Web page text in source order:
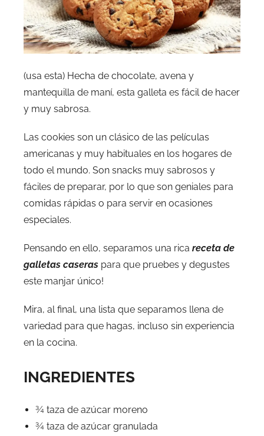
(usa esta) Hecha de chocolate, avena y
mantequilla de maní, esta galleta es fácil de hacer
y muy sabrosa.
Las cookies son un clásico de las películas
americanas y muy habituales en los hogares de
todo el mundo. Son snacks muy sabrosos y
fáciles de preparar, por lo que son geniales para
comidas rápidas o para servir en ocasiones
especiales.
Pensando en ello, separamos una rica receta de
galletas caseras para que pruebes y degustes
este manjar único!
Mira, al final, una lista que separamos llena de
variedad para que hagas, incluso sin experiencia
en la cocina.
INGREDIENTES
¾ taza de azúcar moreno
¾ taza de azúcar granulada